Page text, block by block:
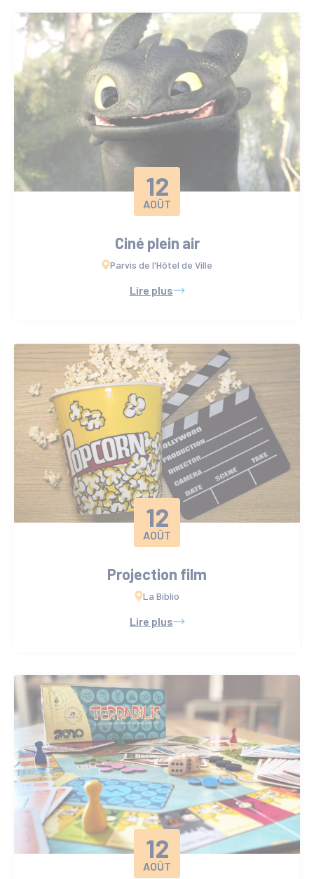
12
AOÛT
Ciné plein air
Parvis de l'Hôtel de Ville
Lire plus
12
AOÛT
Projection film
La Biblio
Lire plus
12
AOÛT